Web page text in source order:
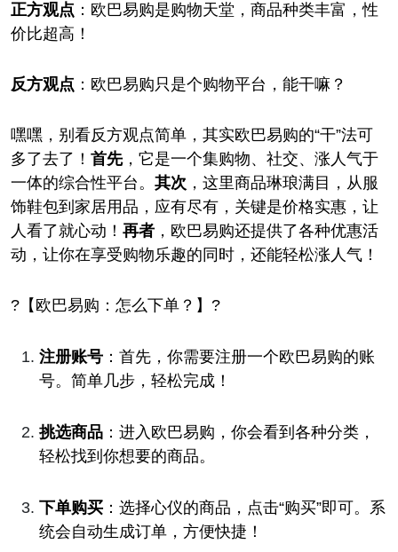
正方观点 ：欧巴易购是购物天堂，商品种类丰富，性
价比超高！
反方观点 ：欧巴易购只是个购物平台，能干嘛？
嘿嘿，别看反方观点简单，其实欧巴易购的“干”法可
多了去了！ 首先，它是一个集购物、社交、涨人气于
一体的综合性平台。 其次 ，这里商品琳琅满目，从服
饰鞋包到家居用品，应有尽有，关键是价格实惠，让
人看了就心动！ 再者 ，欧巴易购还提供了各种优惠活
动，让你在享受购物乐趣的同时，还能轻松涨人气！
?【欧巴易购：怎么下单？】?
注册账号 ：首先，你需要注册一个欧巴易购的账
号。简单几步，轻松完成！
挑选商品 ：进入欧巴易购，你会看到各种分类，
轻松找到你想要的商品。
下单购买 ：选择心仪的商品，点击“购买”即可。系
统会自动生成订单，方便快捷！